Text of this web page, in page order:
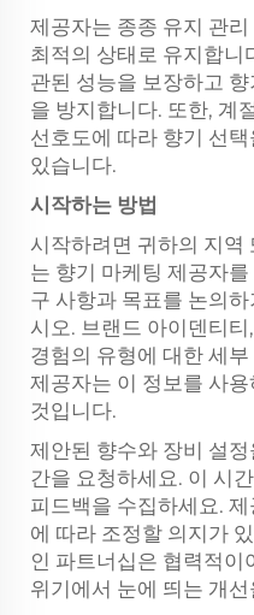
제공자는 종종 유지 관
최적의 상태로 유지합니
관된 성능을 보장하고
을 방지합니다. 또한, 계
선호도에 따라 향기 선
있습니다.
시작하는 방법
시작하려면 귀하의 지역
는 향기 마케팅 제공자
구 사항과 목표를 논의
시오. 브랜드 아이덴티
경험의 유형에 대한 세
제공자는 이 정보를 사
것입니다.
제안된 향수와 장비 설
간을 요청하세요. 이 시
피드백을 수집하세요.
에 따라 조정할 의지가
인 파트너십은 협력적이
위기에서 눈에 띄는 개